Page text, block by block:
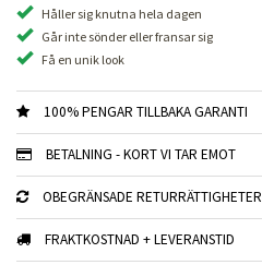
Håller sig knutna hela dagen
Går inte sönder eller fransar sig
Få en unik look
100% PENGAR TILLBAKA GARANTI
BETALNING - KORT VI TAR EMOT
OBEGRÄNSADE RETURRÄTTIGHETER
FRAKTKOSTNAD + LEVERANSTID